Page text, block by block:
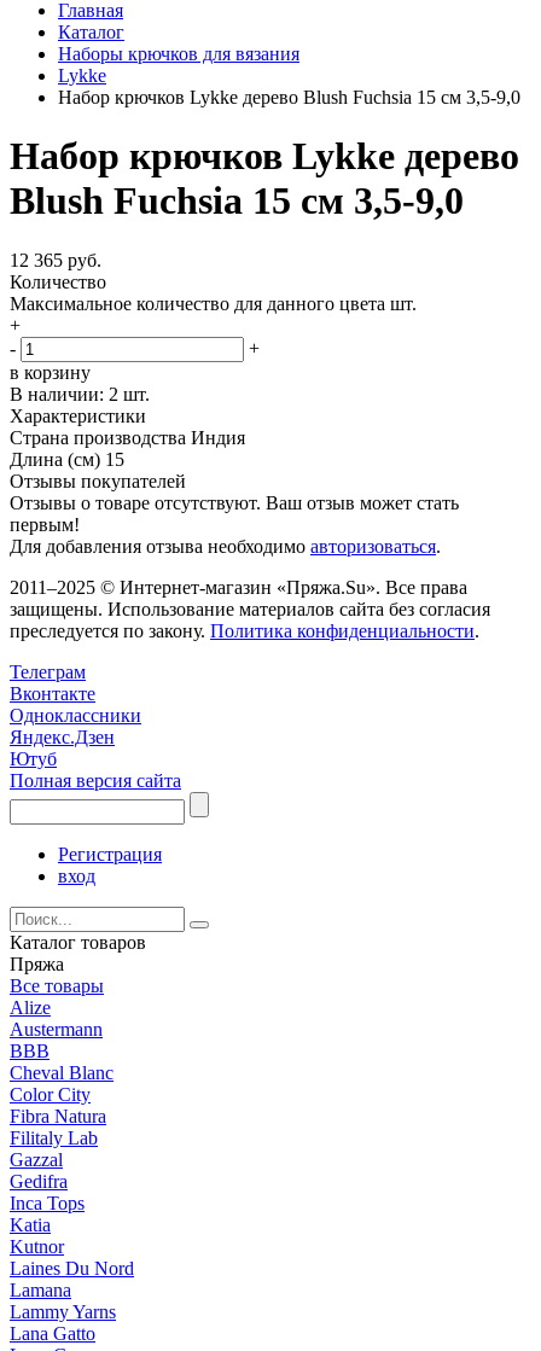
Главная
Каталог
Наборы крючков для вязания
Lykke
Набор крючков Lykke дерево Blush Fuchsia 15 см 3,5-9,0
Набор крючков Lykke дерево
Blush Fuchsia 15 см 3,5-9,0
12 365 руб.
Количество
Максимальное количество для данного цвета шт.
+
-
+
в корзину
В наличии: 2 шт.
Характеристики
Страна производства Индия
Длина (см) 15
Отзывы покупателей
Отзывы о товаре отсутствуют. Ваш отзыв может стать
первым!
Для добавления отзыва необходимо авторизоваться.
2011–2025 © Интернет-магазин «Пряжа.Su». Все права
защищены. Использование материалов сайта без согласия
преследуется по закону. Политика конфиденциальности.
Телеграм
Вконтакте
Одноклассники
Яндекс.Дзен
Ютуб
Полная версия сайта
Регистрация
вход
Каталог товаров
Пряжа
Все товары
Alize
Austermann
BBB
Cheval Blanc
Color City
Fibra Natura
Filitaly Lab
Gazzal
Gedifra
Inca Tops
Katia
Kutnor
Laines Du Nord
Lamana
Lammy Yarns
Lana Gatto